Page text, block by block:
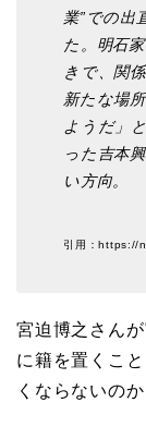
業”での出
た。明石
きで、関
新たな場
ようだ」
った吉本
い方向。
引用：https://
宮迫博之さん
に籍を置くこ
くならないの